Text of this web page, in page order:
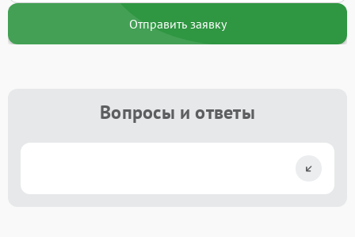
Отправить заявку
Вопросы и ответы